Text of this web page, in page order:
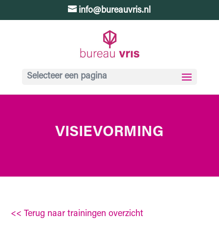
info@bureauvris.nl
Selecteer een pagina
VISIEVORMING
<< Terug naar trainingen overzicht